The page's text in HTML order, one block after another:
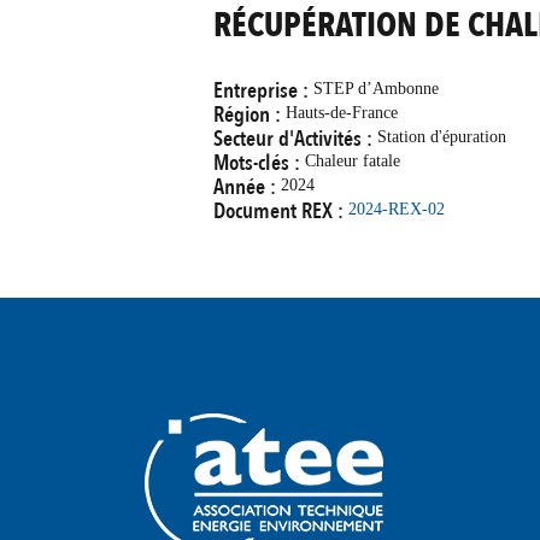
RÉCUPÉRATION DE
Entreprise : STEP d’Ambonne
Région : Hauts-de-France
Secteur d'Activités : Station d'épuration
Mots-clés : Chaleur fatale
Année : 2024
Document REX : 2024-REX-02